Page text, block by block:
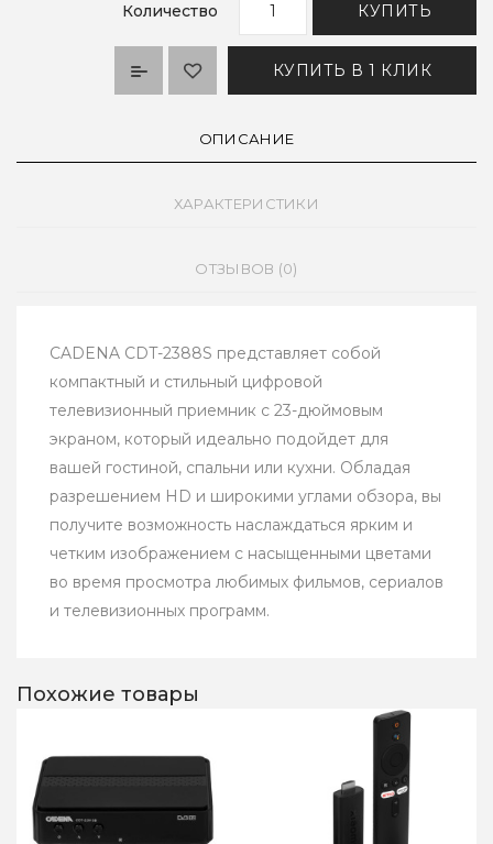
Количество КУПИТЬ
КУПИТЬ В 1 КЛИК
ОПИСАНИЕ
ХАРАКТЕРИСТИКИ
ОТЗЫВОВ (0)
CADENA CDT-2388S представляет собой
компактный и стильный цифровой
телевизионный приемник с 23-дюймовым
экраном, который идеально подойдет для
вашей гостиной, спальни или кухни. Обладая
разрешением HD и широкими углами обзора, вы
получите возможность наслаждаться ярким и
четким изображением с насыщенными цветами
во время просмотра любимых фильмов, сериалов
и телевизионных программ.
Похожие товары